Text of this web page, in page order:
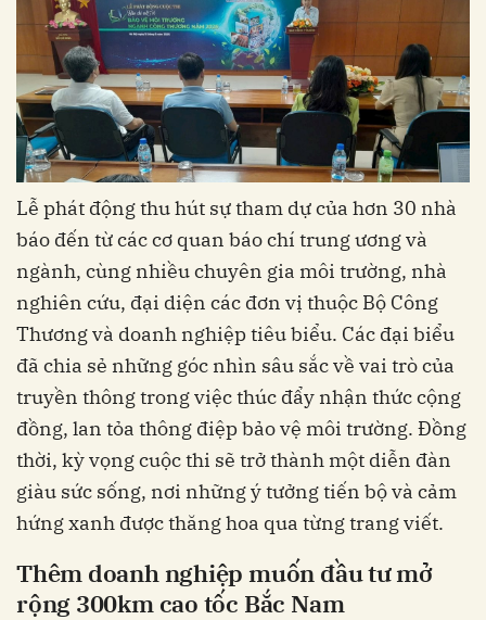
Lễ phát động thu hút sự tham dự của hơn 30 nhà
báo đến từ các cơ quan báo chí trung ương và
ngành, cùng nhiều chuyên gia môi trường, nhà
nghiên cứu, đại diện các đơn vị thuộc Bộ Công
Thương và doanh nghiệp tiêu biểu. Các đại biểu
đã chia sẻ những góc nhìn sâu sắc về vai trò của
truyền thông trong việc thúc đẩy nhận thức cộng
đồng, lan tỏa thông điệp bảo vệ môi trường. Đồng
thời, kỳ vọng cuộc thi sẽ trở thành một diễn đàn
giàu sức sống, nơi những ý tưởng tiến bộ và cảm
hứng xanh được thăng hoa qua từng trang viết.
Thêm doanh nghiệp muốn đầu tư mở
rộng 300km cao tốc Bắc Nam